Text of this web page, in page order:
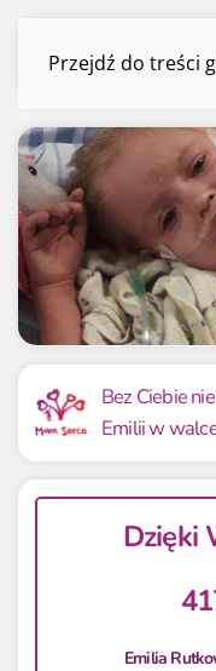
Przejdź do treści
Mamy już
41 749.00 zł
109.87%
Bez Ciebie
Emilii w
Dzięki
Emilia